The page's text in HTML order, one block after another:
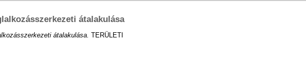
átalakulása
átalakulása. TERÜLETI